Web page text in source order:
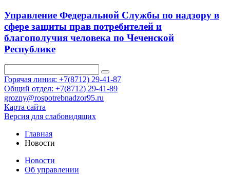
Управление Федеральной Службы по надзору в
сфере защиты прав потребителей и
благополучия человека по Чеченской
Республике
Горячая линия: +7(8712) 29-41-87
Общий отдел: +7(8712) 29-41-89
grozny@rospotrebnadzor95.ru
Карта сайта
Версия для слабовидящих
Главная
Новости
Новости
Об управлении